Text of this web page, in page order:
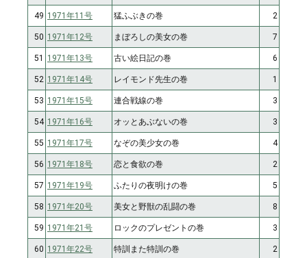
49 1971年11号 猛ふぶきの巻 2
50 1971年12号 まぼろしの美女の巻 7
51 1971年13号 古い絵日記の巻 6
52 1971年14号 レイモンド先生の巻 1
53 1971年15号 連合戦線の巻 3
54 1971年16号 オッとあぶないの巻 3
55 1971年17号 なぞの美少女の巻 4
56 1971年18号 恋と食欲の巻 2
57 1971年19号 ふたりの夜明けの巻 5
58 1971年20号 美女と野獣の乱闘の巻 8
59 1971年21号 ロックのプレゼントの巻 3
60 1971年22号 特訓また特訓の巻 2